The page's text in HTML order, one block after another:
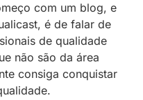
com um blog, e
é de falar de
de qualidade
não são da área
consiga conquistar